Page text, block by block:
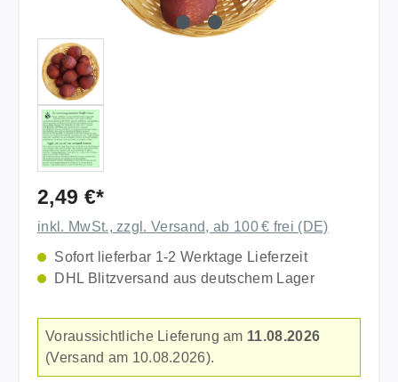
2,49 €*
inkl. MwSt., zzgl. Versand, ab 100 € frei (DE)
Sofort lieferbar 1-2 Werktage Lieferzeit
DHL Blitzversand aus deutschem Lager
Voraussichtliche Lieferung am 11.08.2026
(Versand am 10.08.2026).